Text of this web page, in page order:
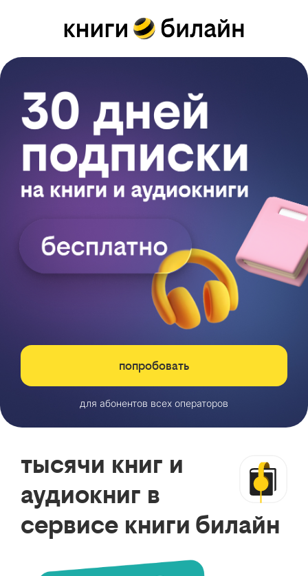
попробовать
для абонентов всех операторов
тысячи книг и
аудиокниг в
сервисе книги билайн